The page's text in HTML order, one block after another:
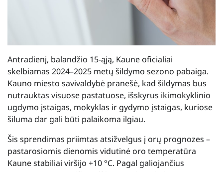
Antradienį, balandžio 15-ąją, Kaune oficialiai
skelbiamas 2024–2025 metų šildymo sezono pabaiga.
Kauno miesto savivaldybė pranešė, kad šildymas bus
nutrauktas visuose pastatuose, išskyrus ikimokyklinio
ugdymo įstaigas, mokyklas ir gydymo įstaigas, kuriose
šiluma dar gali būti palaikoma ilgiau.
Šis sprendimas priimtas atsižvelgus į orų prognozes –
pastarosiomis dienomis vidutinė oro temperatūra
Kaune stabiliai viršijo +10 °C. Pagal galiojančius